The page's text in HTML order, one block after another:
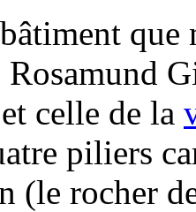
celle de la
piliers
(le rocher